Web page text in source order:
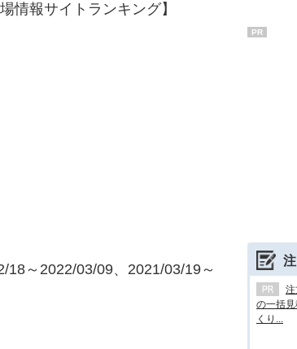
場情報サイトランキング】
～2022/03/09、2021/03/19～
PR
の一括
くり...